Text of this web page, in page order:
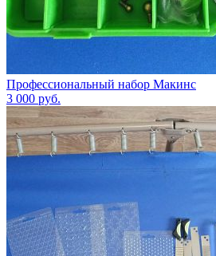
Профессиональный набор Макинс
3 000 руб.